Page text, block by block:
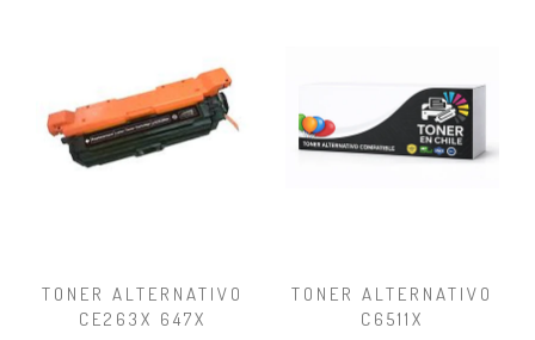
TONER ALTERNATIVO
CE263X 647X
TONER ALTERNATIVO
C6511X